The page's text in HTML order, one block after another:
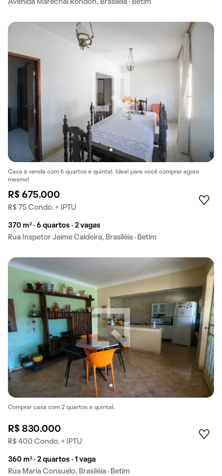
Avenida Marechal Rondon, Brasiléia · Betim
Casa à venda com 6 quartos e quintal. Ideal para você comprar agora
mesmo!
R$ 675.000
R$ 75 Condo. + IPTU
370 m² · 6 quartos · 2 vagas
Rua Inspetor Jaime Caldeira, Brasiléia · Betim
Comprar casa com 2 quartos e quintal.
R$ 830.000
R$ 400 Condo. + IPTU
360 m² · 2 quartos · 1 vaga
Rua Maria Consuelo, Brasiléia · Betim